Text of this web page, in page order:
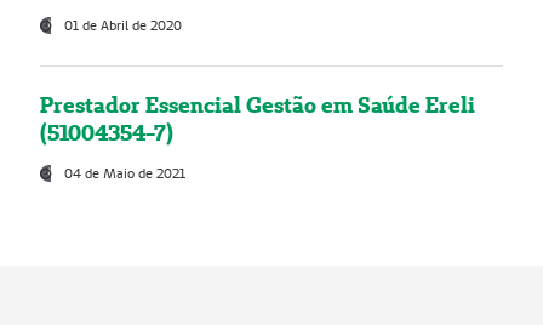
01 de Abril de 2020
Prestador Essencial Gestão em Saúde Ereli
(51004354-7)
04 de Maio de 2021